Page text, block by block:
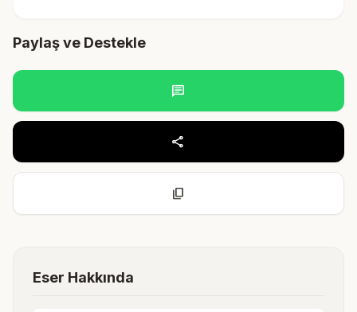
Paylaş ve Destekle
chat
share
content_copy
Eser Hakkında